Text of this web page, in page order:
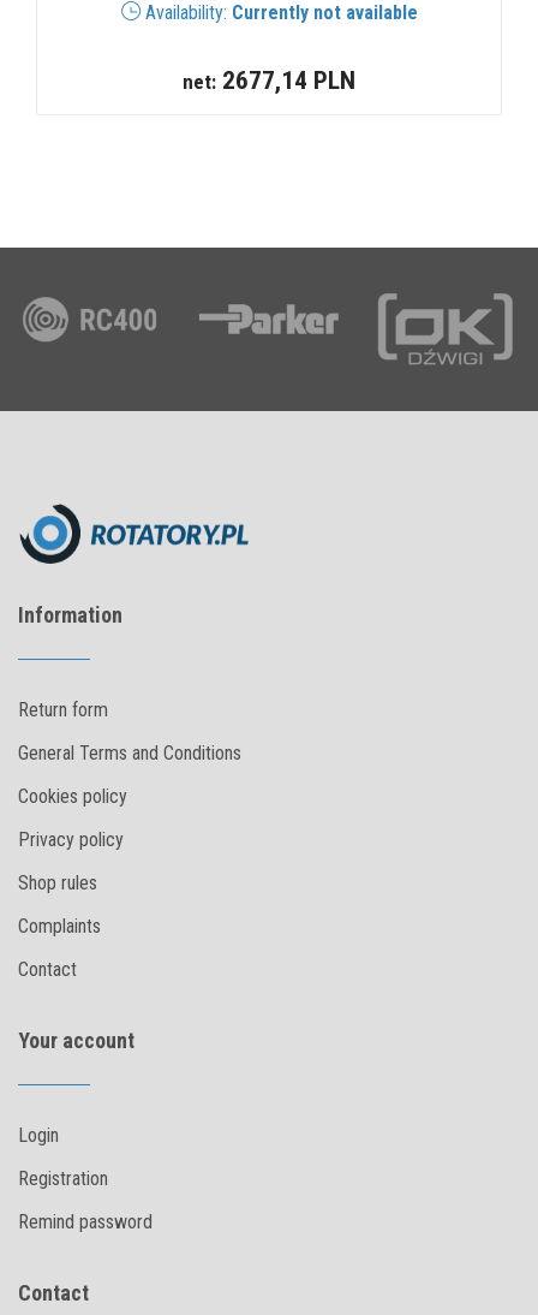
Availability: Currently not available
net: 2677,14 PLN
Information
Return form
General Terms and Conditions
Cookies policy
Privacy policy
Shop rules
Complaints
Contact
Your account
Login
Registration
Remind password
Contact